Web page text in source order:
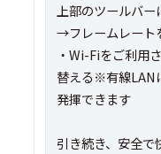
上部のツールバ
→フレームレート
・Wi-Fiをご利用
替える※有線LAN
発揮できます
引き続き、安全で